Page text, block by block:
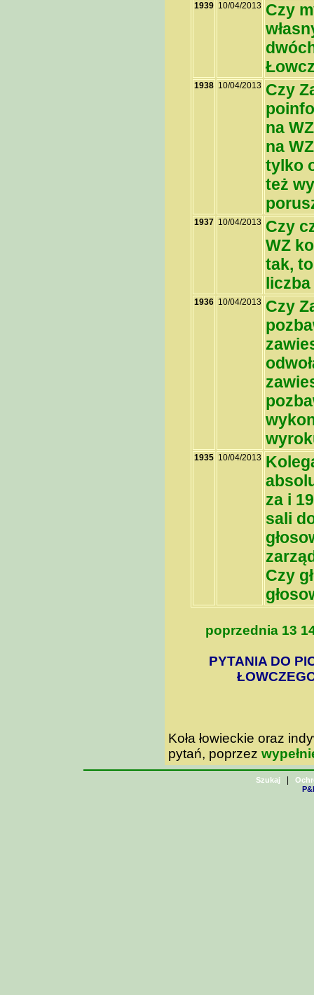
1939 10/04/2013 Czy
1938 10/04/2013 Czy
na
na
tylko
też
1937 10/04/2013 Czy
WZ
tak,
liczba
1936 10/04/2013 Czy
1935 10/04/2013
za i
sali
Czy
poprzednia 13
PYTANIA DO
Koła łowieckie oraz
pytań, poprzez
Szukaj